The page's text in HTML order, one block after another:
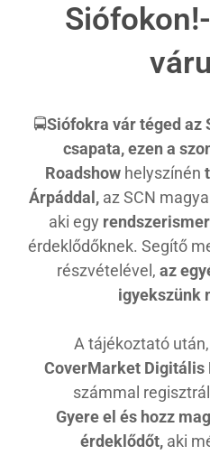
🚍Siófokra vár téged az
csapata, ezen a
Roadshowhelyszínén
Árpáddal, az SCN
aki egy
érdeklődőknek. Segítő
részvételével, az
igyekszünk
A tájékoztató után,
CoverMarket Digitális
számmal
Gyere el és hozz
érdeklődőt, aki